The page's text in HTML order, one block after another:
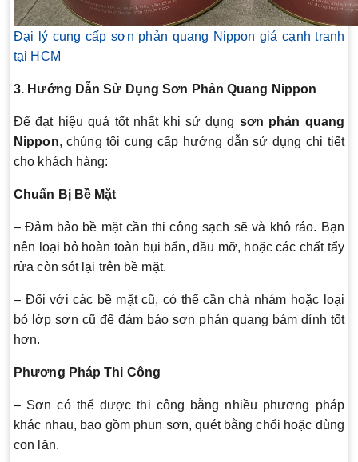
Đại lý cung cấp sơn phản quang Nippon giá cạnh tranh
tại HCM
3. Hướng Dẫn Sử Dụng Sơn Phản Quang Nippon
Để đạt hiệu quả tốt nhất khi sử dụng sơn phản quang
Nippon, chúng tôi cung cấp hướng dẫn sử dụng chi tiết
cho khách hàng:
Chuẩn Bị Bề Mặt
– Đảm bảo bề mặt cần thi công sạch sẽ và khô ráo. Bạn
nên loại bỏ hoàn toàn bụi bẩn, dầu mỡ, hoặc các chất tẩy
rửa còn sót lại trên bề mặt.
– Đối với các bề mặt cũ, có thể cần chà nhám hoặc loại
bỏ lớp sơn cũ để đảm bảo sơn phản quang bám dính tốt
hơn.
Phương Pháp Thi Công
– Sơn có thể được thi công bằng nhiều phương pháp
khác nhau, bao gồm phun sơn, quét bằng chổi hoặc dùng
con lăn.